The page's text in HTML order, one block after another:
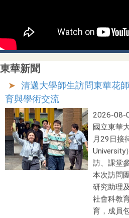
東華新聞
清邁大學師生訪問東華花
育與學術交流
2026-08-
國立東華
月29日接
University
訪、課堂
本次訪問
研究助理
社會科教
育，成員